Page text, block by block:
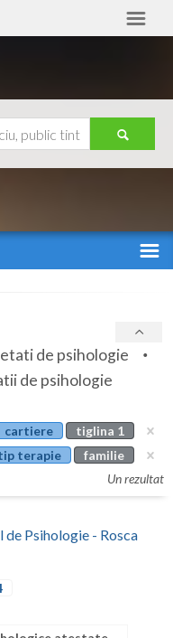
de psihologie
de psihologie
cartiere
tiglina 1
terapie
familie
Un rezultat
Psihologie - Rosca